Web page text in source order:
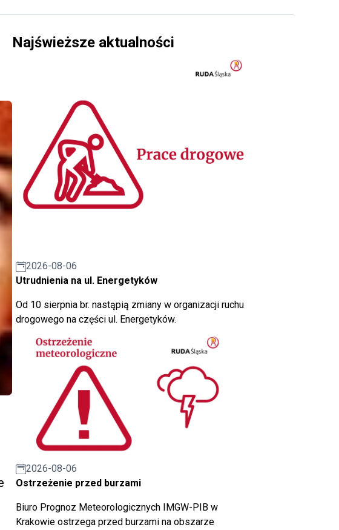
Najświeższe aktualności
2026-08-06
Utrudnienia na ul. Energetyków
Od 10 sierpnia br. nastąpią zmiany w organizacji ruchu
drogowego na części ul. Energetyków.
2026-08-06
Ostrzeżenie przed burzami
Biuro Prognoz Meteorologicznych IMGW-PIB w
Krakowie ostrzega przed burzami na obszarze